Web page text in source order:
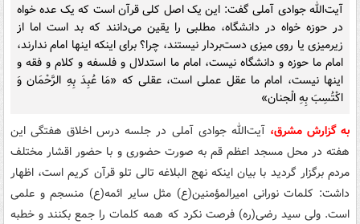
آیت‌الله جوادی آملی گفت: این یک اصل کلی قرآن است که یک عده خواه
در حوزه خواه در دانشگاه، مطلبی را یقین می‌دانند که بد است اما از
زیرمیزی یا روی میزی دست‌بردار نیستند، چرا؟ برای اینکه اینها امام ندارند،
امام ما حوزه و دانشگاه نیست، امام ما استدلال و فلسفه و کلام و فقه و
اینها نیست، امام ما عقل عملی است، عقلی که «مَا عُبِدَ بِهِ الرَّحْمَان وَ
اکْتُسِبَ بِهِ الْجنان»
به گزارش مشرق، آیت‌الله جوادی آملی در جلسه درس اخلاق هفتگی این
هفته در محل مسجد اعظم قم به صورت حضوری و با حضور اقشار مختلف
مردم برگزار گردید با بیان اینکه نهج البلاغه تالی تلو قرآن کریم است، اظهار
داشت: کلمات نورانی امیرالمؤمنین(ع) مثل سایر ائمه(ع) منسجم و علمی
است. ولی سید رضی(ره) فرصت نکرد که همه کلمات را جمع بکنند و خطبه